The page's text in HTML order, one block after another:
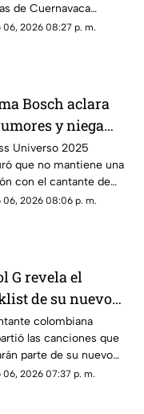
de Cuernavaca
en una movilización
06, 2026 08:27 p. m.
Bosch aclara
y niega
un romance con
Cano
Universo 2025
que no mantiene una
con el cantante de
tumbados.
06, 2026 08:06 p. m.
G revela el
de su nuevo
antes de su
esta es la
colombiana
las canciones que
parte de su nuevo
de estudio,
06, 2026 07:37 p. m.